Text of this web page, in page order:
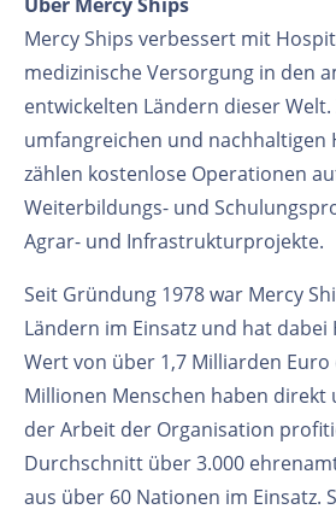
Mercy Ships verbessert mit
medizinische Versorgung in den
entwickelten Ländern dieser Welt.
umfangreichen und nachhaltigen
zählen kostenlose Operationen
Weiterbildungs- und
Agrar- und Infrastrukturprojekte.
Seit Gründung 1978 war Mercy
Ländern im Einsatz und hat
Wert von über 1,7 Milliarden
Millionen Menschen haben direkt
der Arbeit der Organisation
Durchschnitt über 3.000
aus über 60 Nationen im Einsatz.